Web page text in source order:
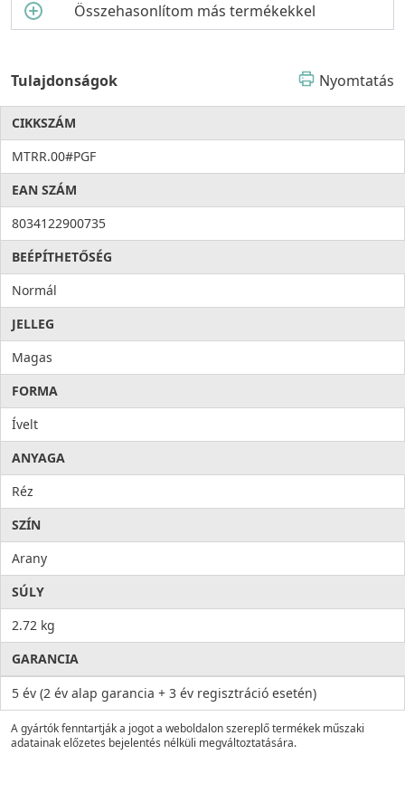
Összehasonlítom más termékekkel
Tulajdonságok Nyomtatás
CIKKSZÁM
MTRR.00#PGF
EAN SZÁM
8034122900735
BEÉPÍTHETŐSÉG
Normál
JELLEG
Magas
FORMA
Ívelt
ANYAGA
Réz
SZÍN
Arany
SÚLY
2.72 kg
GARANCIA
5 év (2 év alap garancia + 3 év regisztráció esetén)
A gyártók fenntartják a jogot a weboldalon szereplő termékek műszaki
adatainak előzetes bejelentés nélküli megváltoztatására.